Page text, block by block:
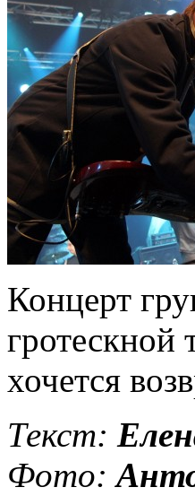
Концерт
гротескной
хочется
Текст:
Фото: